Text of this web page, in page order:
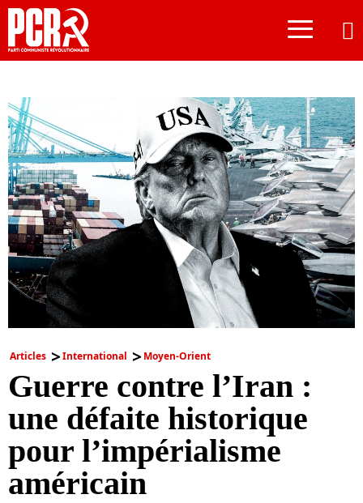
≡
Articles International Moyen-Orient
Guerre contre l’Iran :
une défaite historique
pour l’impérialisme
américain